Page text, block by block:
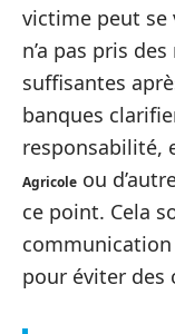
victime peut se
n’a pas pris
suffisantes
banques
responsabilité,
Agricole ou
ce point. Cela
pour éviter des